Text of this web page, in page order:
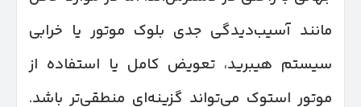
مانند آسیب‌دیدگی جدی بلوک موتور یا خرابی
سیستم هیبرید، تعویض کامل یا استفاده از
موتور استوک می‌تواند گزینه‌ای منطقی‌تر باشد.